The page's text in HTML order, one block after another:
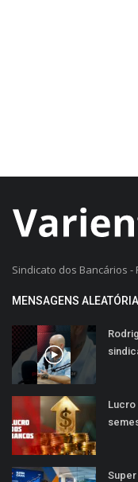
Sindicato dos Bancários -
MENSAGENS
Lucro